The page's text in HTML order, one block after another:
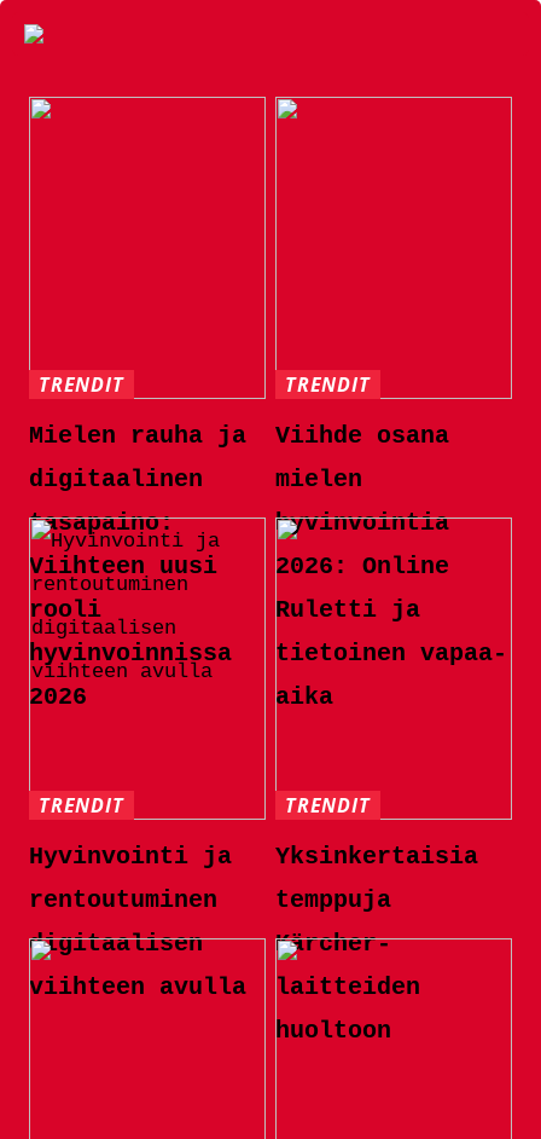
TRENDIT
Mielen rauha ja
digitaalinen
tasapaino:
Viihteen uusi
rooli
hyvinvoinnissa
2026
TRENDIT
Viihde osana
mielen
hyvinvointia
2026: Online
Ruletti ja
tietoinen vapaa-
aika
TRENDIT
Hyvinvointi ja
rentoutuminen
digitaalisen
viihteen avulla
TRENDIT
Yksinkertaisia ​​
temppuja
Kärcher-
laitteiden
huoltoon